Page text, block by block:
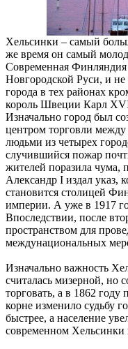
Хельсинки – самый
же время он самый
Современная
Новгородской Руси, и не
города в тех районах
король Швеции Карл XVI
Изначально город был
центром торговли
людьми из четырех
случившийся пожар
жителей поразила чума,
Александр I издал указ,
становится столицей
империи. А уже в 1917
Впоследствии, после
пространством для
междунациональных
Изначально важность
считалась мизерной, но
торговать, а в 1862 году
корне изменило судьбу
быстрее, а население
современном Хельсинки